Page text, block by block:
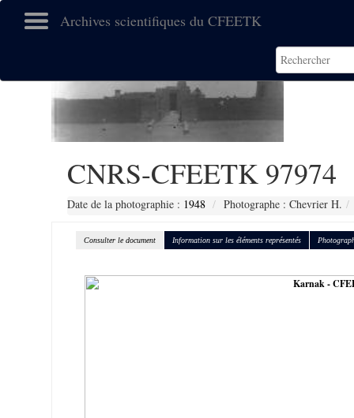
Archives scientifiques du CFEETK
CNRS-CFEETK 97974
Date de la photographie : 1948 Photographe : Chevrier H.
Consulter le document Information sur les éléments représentés